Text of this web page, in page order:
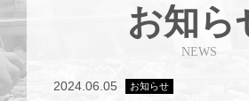
お知ら
NEWS
2024.06.05 お知らせ